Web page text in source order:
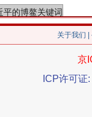
关于我们
京
ICP许可证